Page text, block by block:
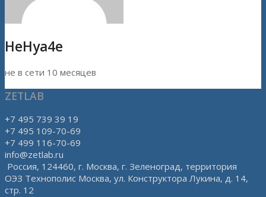
HeHya4e
не в сети 10 месяцев
ZETLAB
+7 495 739 39 19
+7 495 109-70-69
+7 499 116-70-69
info@zetlab.ru
Россия, 124460, г. Москва, г. Зеленоград, территория
ОЭЗ Технополис Москва, ул. Конструктора Лукина, д. 14,
стр. 12